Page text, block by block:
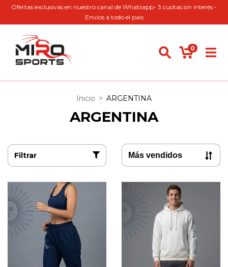
Ofertas exclusivas en nuestro canal de Whatsapp- 3 cuotas sin interés -
Envios a todo el pais
0
Inicio > ARGENTINA
ARGENTINA
Filtrar